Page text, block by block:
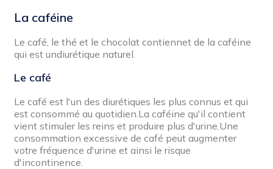
La caféine
Le café, le thé et le chocolat contiennet de la caféine
qui est undiurétique naturel.
Le café
Le café est l'un des diurétiques les plus connus et qui
est consommé au quotidien.La caféine qu'il contient
vient stimuler les reins et produire plus d'urine.Une
consommation excessive de café peut augmenter
votre fréquence d'urine et ainsi le risque
d'incontinence.